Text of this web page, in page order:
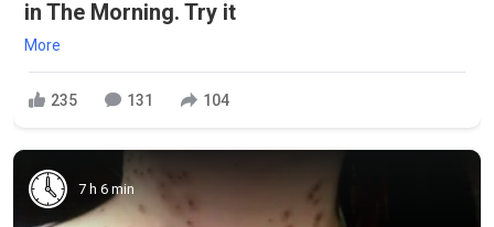
in The Morning. Try it
More
235 131 104
7 h 6 min